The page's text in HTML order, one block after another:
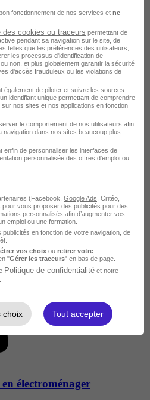
de production connectes
demande les dates de sessions
sur cette formation
vous intéresser
électroménager
fonctionnement de nos services et ne
des cookies ou traceurs permettant de
pendant sa navigation sur le site, de
telles que les préférences des utilisateurs,
les processus d'identification de
non, et plus globalement garantir la sécurité
d'accès frauduleux ou les violations de
de piloter et suivre les sources
identifiant unique permettant de comprendre
nos sites et nos applications en fonction
le comportement de nos utilisateurs afin
navigation dans nos sites beaucoup plus
de personnaliser les interfaces de
personnalisée des offres d'emploi ou
(Facebook, Google Ads , Critéo,
vous proposer des publicités pour des
personnalisés afin d’augmenter vos
emploi ou une formation.
en fonction de votre navigation, de
vos choix ou retirer votre
"Gérer les traceurs" en bas de page.
Politique de confidentialité et notre
choix Tout accepter